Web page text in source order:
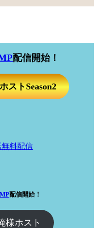
配信開始！
ストSeason2
無料配信
配信開始！
様ホスト